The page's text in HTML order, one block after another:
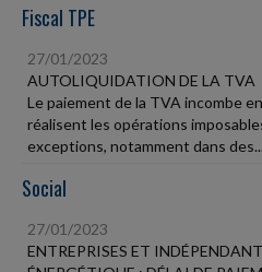
Fiscal TPE
27/01/2023
AUTOLIQUIDATION DE LA TVA
Le paiement de la TVA incombe
réalisent les opérations
exceptions, notamment dans des...
Social
27/01/2023
ENTREPRISES ET